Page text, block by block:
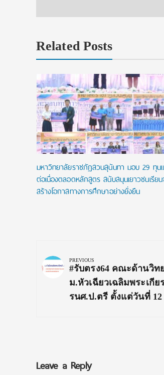
Related Posts
มหาวิทยาลัยราชภัฏสวนสุนันทา มอบ 29 ทุน
ต่อเนื่องตลอดหลักสูตร สนับสนุนเยาวชนเรีย
สร้างโอกาสทางการศึกษาอย่างยั่งยืน
navigation
PREVIOUS
Previous
Post:
#รับตรง64 คณะด้านวิท
ม.หัวเฉียวเฉลิมพระเกี
รนศ.ป.ตรี ตั้งแต่วันที่ 12
Leave a Reply